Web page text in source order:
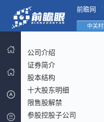
前瞻网
中关村
公司介绍
证券简介
股本结构
十大股东明细
限售股解禁
参股控股子公司